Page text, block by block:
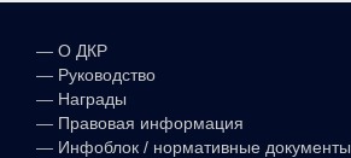
— О ДКР
— Руководство
— Награды
— Правовая информация
— Инфоблок / нормативные документы